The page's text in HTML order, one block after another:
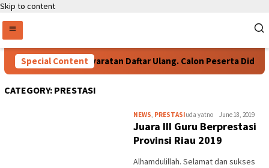
Skip to content
Special ContentPersyaratan Daftar Ulang. Calon Peserta Didik
CATEGORY: PRESTASI
NEWS, PRESTASIuda yatno June 18, 2019
Juara III Guru Berprestasi
Provinsi Riau 2019
Alhamdulillah. Selamat dan sukses